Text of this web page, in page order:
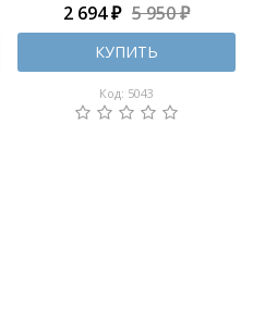
2 694 ₽ 5 950 ₽
КУПИТЬ
Код: 5043